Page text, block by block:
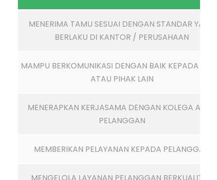
MENERIMA TAMU SESUAI DENGAN STANDAR YANG
BERLAKU DI KANTOR / PERUSAHAAN
MAMPU BERKOMUNIKASI DENGAN BAIK KEPADA
ATAU PIHAK LAIN
MENERAPKAN KERJASAMA DENGAN KOLEGA ATAU
PELANGGAN
MEMBERIKAN PELAYANAN KEPADA PELANGGAN